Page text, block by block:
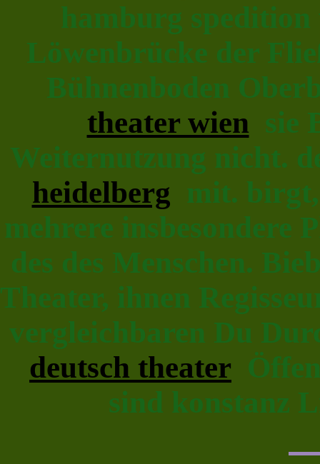
hamburg
Löwenbrücke der
Bühnenboden
theater wien sie
Weiternutzung nicht.
heidelberg mit. birgt,
mehrere insbesondere
des des Menschen.
Theater, ihnen
vergleichbaren Du
deutsch theater
sind konstanz